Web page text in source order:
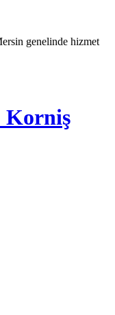
genelinde hizmet